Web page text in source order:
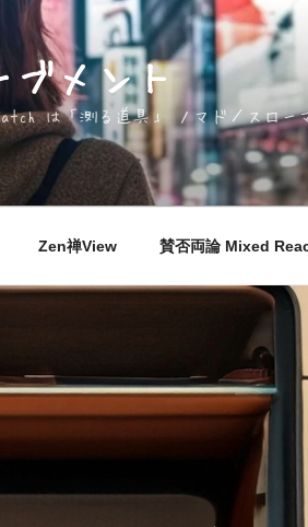
ブメント
は「測る道具」 ノマド／スロー
Zen禅View 賛否両論 Mixed